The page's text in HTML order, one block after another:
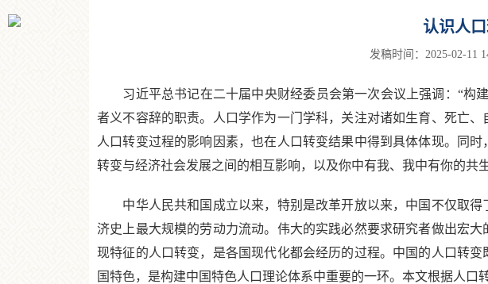
认识人
发稿时间：2025-02-11
习近平总书记在二十届中央财经委员会第一次会议上强调：“构建
者义不容辞的职责。人口学作为一门学科，关注对诸如生育、死亡
人口转变过程的影响因素，也在人口转变结果中得到具体体现。同
转变与经济社会发展之间的相互影响，以及你中有我、我中有你的共生
中华人民共和国成立以来，特别是改革开放以来，中国不仅取得
济史上最大规模的劳动力流动。伟大的实践必然要求研究者做出宏
现特征的人口转变，是各国现代化都会经历的过程。中国的人口转
国特色，是构建中国特色人口理论体系中重要的一环。本文根据人